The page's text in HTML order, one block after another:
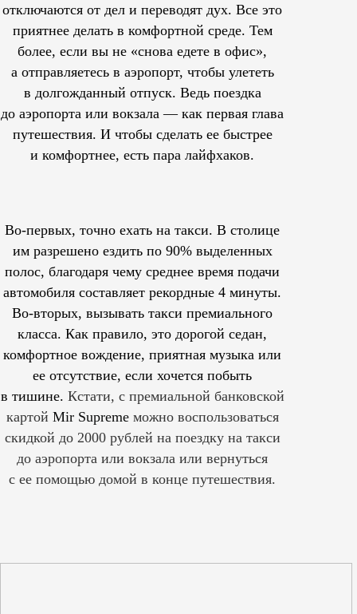
отключаются от дел и переводят дух. Все это
приятнее делать в комфортной среде. Тем
более, если вы не «снова едете в офис»,
а отправляетесь в аэропорт, чтобы улететь
в долгожданный отпуск. Ведь поездка
до аэропорта или вокзала — как первая глава
путешествия. И чтобы сделать ее быстрее
и комфортнее, есть пара лайфхаков.
Во-первых, точно ехать на такси. В столице
им разрешеноездить по 90% выделенных
полос, благодаря чему среднее время подачи
автомобиля составляет рекордные 4 минуты.
Во-вторых, вызывать такси премиального
класса. Как правило, это дорогой седан,
комфортное вождение, приятная музыка или
ее отсутствие, если хочется побыть
в тишине. Кстати, с премиальной банковской
картой Mir Supreme можно воспользоваться
скидкой до 2000 рублей на поездку на такси
до аэропорта или вокзала или вернуться
с ее помощью домой в конце путешествия.